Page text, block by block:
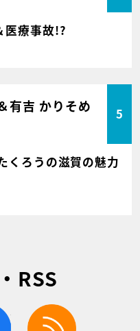
療事故!?
有吉 かりそめ
5
くろうの滋賀の魅力
RSS
facebook